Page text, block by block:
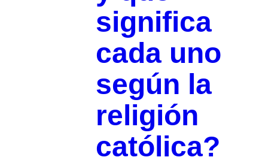
significa
cada uno
según la
religión
católica?